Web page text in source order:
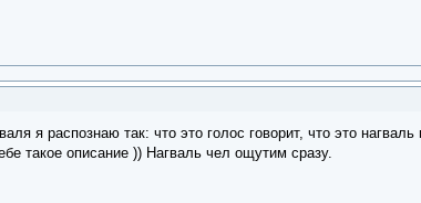
я распознаю так: что это голос говорит, что это
такое описание )) Нагваль чел ощутим сразу.